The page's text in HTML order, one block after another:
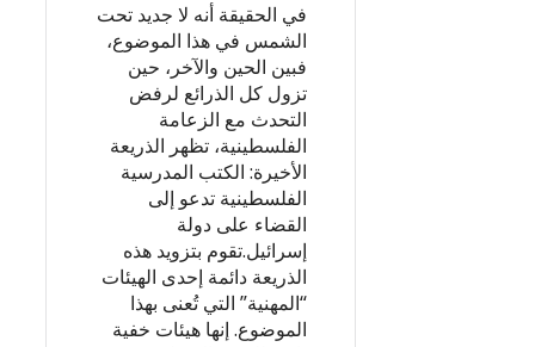
في الحقيقة أنه لا جديد تحت
الشمس في هذا الموضوع،
فبين الحين والآخر، حين
تزول كل الذرائع لرفض
التحدث مع الزعامة
الفلسطينية، تظهر الذريعة
الأخيرة: الكتب المدرسية
الفلسطينية تدعو إلى
القضاء على دولة
إسرائيل.تقوم بتزويد هذه
الذريعة دائمة إحدى الهيئات
“المهنية” التي تُعنى بهذا
الموضوع. إنها هيئات خفية